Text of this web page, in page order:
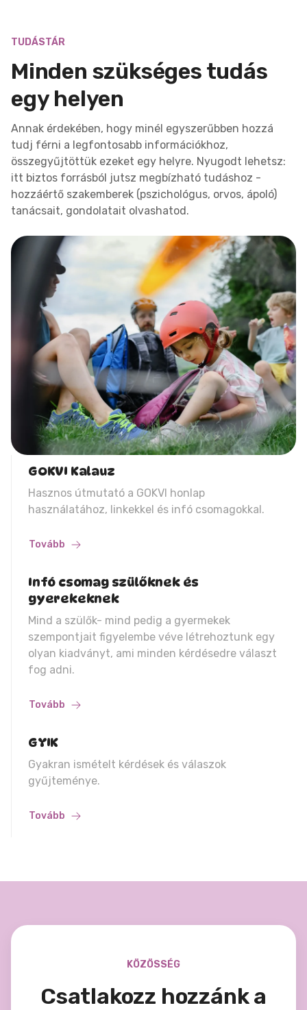
TUDÁSTÁR
Minden szükséges tudás
egy helyen
Annak érdekében, hogy minél egyszerűbben hozzá
tudj férni a legfontosabb információkhoz,
összegyűjtöttük ezeket egy helyre. Nyugodt lehetsz:
itt biztos forrásból jutsz megbízható tudáshoz -
hozzáértő szakemberek (pszichológus, orvos, ápoló)
tanácsait, gondolatait olvashatod.
GOKVI Kalauz
Hasznos útmutató a GOKVI honlap
használatához, linkekkel és infó csomagokkal.
Tovább
Infó csomag szülőknek és
gyerekeknek
Mind a szülők- mind pedig a gyermekek
szempontjait figyelembe véve létrehoztunk egy
olyan kiadványt, ami minden kérdésedre választ
fog adni.
Tovább
GYIK
Gyakran ismételt kérdések és válaszok
gyűjteménye.
Tovább
KÖZÖSSÉG
Csatlakozz hozzánk a